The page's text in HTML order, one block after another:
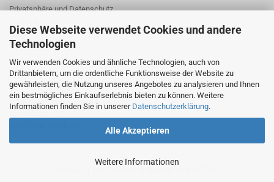
Diese Webseite verwendet Cookies und andere
Technologien
Wir verwenden Cookies und ähnliche Technologien, auch von
Drittanbietern, um die ordentliche Funktionsweise der Website zu
gewährleisten, die Nutzung unseres Angebotes zu analysieren und Ihnen
ein bestmögliches Einkaufserlebnis bieten zu können. Weitere
Informationen finden Sie in unserer Datenschutzerklärung.
Alle Akzeptieren
Weitere Informationen
Privatsphäre und Datenschutz
© Dr. Beer Management & Logistik